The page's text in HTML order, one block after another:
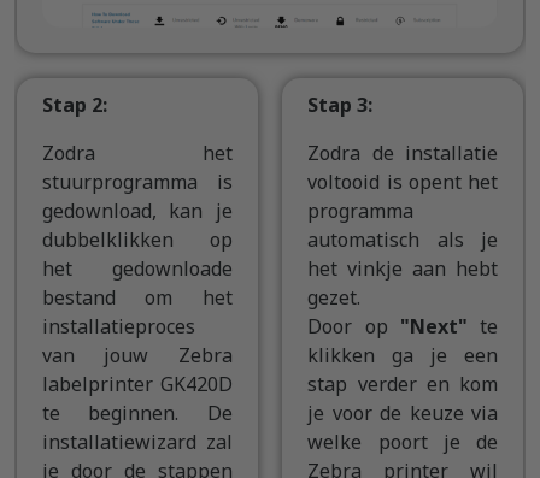
Stap 2:
Zodra het
stuurprogramma is
gedownload, kan je
dubbelklikken op
het gedownloade
bestand om het
installatieproces
van jouw Zebra
labelprinter GK420D
te beginnen. De
installatiewizard zal
je door de stappen
Stap 3:
Zodra de installatie
voltooid is opent het
programma
automatisch als je
het vinkje aan hebt
gezet.
Door op "Next"te
klikken ga je een
stap verder en kom
je voor de keuze via
welke poort je de
Zebra printer wil